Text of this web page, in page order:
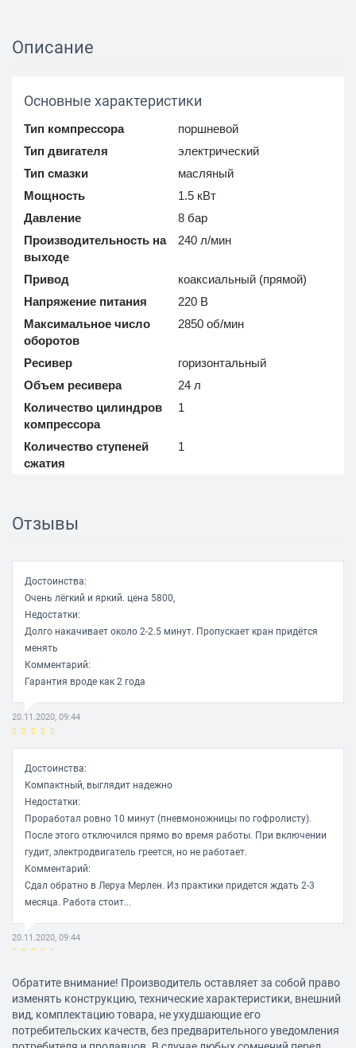
Описание
Основные характеристики
Тип компрессора
поршневой
Тип двигателя
электрический
Тип смазки
масляный
Мощность
1.5 кВт
Давление
8 бар
Производительность на
выходе
240 л/мин
Привод
коаксиальный (прямой)
Напряжение питания
220 В
Максимальное число
оборотов
2850 об/мин
Ресивер
горизонтальный
Объем ресивера
24 л
Количество цилиндров
компрессора
1
Количество ступеней
сжатия
1
Регулировка давления
Манометр
Конструкция
Транспортировка
Вес
Отзывы
Достоинства:
Очень лёгкий и яркий. цена 5800,
Недостатки:
Долго накачивает около 2-2.5 минут. Пропускает кран придётся
менять
Комментарий:
Гарантия вроде как 2 года
20.11.2020, 09:44
Достоинства:
Компактный, выглядит надежно
Недостатки:
Проработал ровно 10 минут (пневмоножницы по гофролисту).
После этого отключился прямо во время работы. При включении
гудит, электродвигатель греется, но не работает.
Комментарий:
Сдал обратно в Леруа Мерлен. Из практики придется ждать 2-3
месяца. Работа стоит...
20.11.2020, 09:44
Достоинства:
Использовал более 3-х лет. Отработал все на 100%. Поменял на
WO 24-160, т.к. использовал для покраски и нужен чистый воздух.
Но этот толе стоит и теперь использую для других дел
Обратите внимание! Производитель оставляет за собой право
изменять конструкцию, технические характеристики, внешний
вид, комплектацию товара, не ухудшающие его
потребительских качеств, без предварительного уведомления